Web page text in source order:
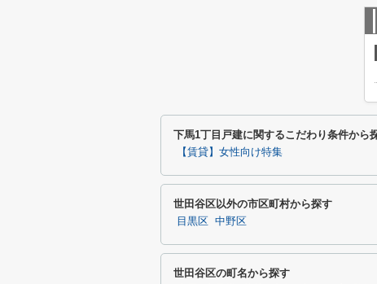
下馬1丁目戸建に関するこだわり条件から
【賃貸】女性向け特集
世田谷区以外の市区町村から探す
目黒区 中野区
世田谷区の町名から探す